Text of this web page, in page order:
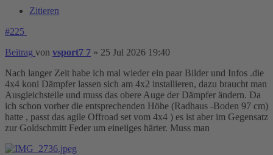
Zitieren
#225
Beitrag von vsport7 7 » 25 Jul 2026 19:40
Nach langer Zeit habe ich mal wieder ein paar Bilder und Infos .die
4x4 koni Dämpfer lassen sich am 4x2 installieren, dazu braucht man
Ausgleichsteile und muss das obere Auge der Dämpfer ändern. Da
ich schon vorher die entsprechenden Höhe (Radhaus -Boden 97 cm)
hatte , passt das agile Offroad set vom 4x4 ) es ist aber im Gegensatz
zur Goldschmitt Feder um eineiiges härter. Muss man